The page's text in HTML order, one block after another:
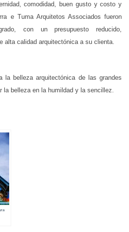
comodidad, buen gusto y costo y
e Tuma Arquitetos Associados fueron
con un presupuesto reducido,
alta calidad arquitectónica a su clienta.
la belleza arquitectónica de las grandes
la belleza en la humildad y la sencillez.